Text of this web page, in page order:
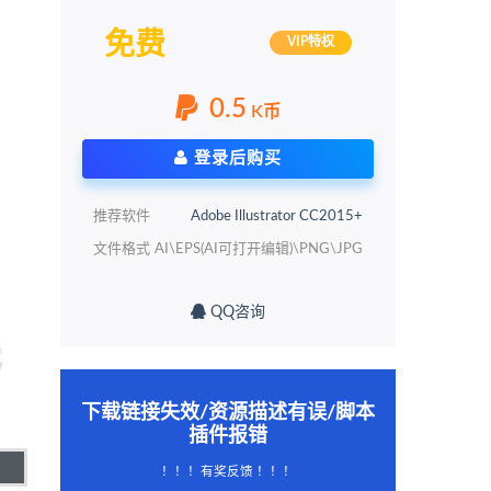
免费 VIP特权
0.5 K币
登录后购买
推荐软件 Adobe Illustrator CC2015+
文件格式 AI\EPS(AI可打开编辑)\PNG\JPG
QQ咨询
下载链接失效/资源描述有误/脚本
插件报错
！！！有奖反馈 ！！！